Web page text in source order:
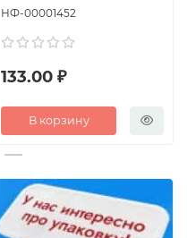
НФ-00001452
133.00 ₽
В корзину